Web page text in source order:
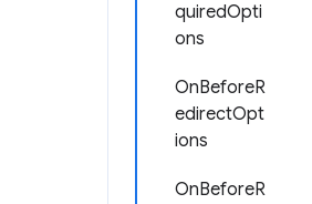
quiredOpti
ons
OnBeforeR
edirectOpt
ions
OnBeforeR